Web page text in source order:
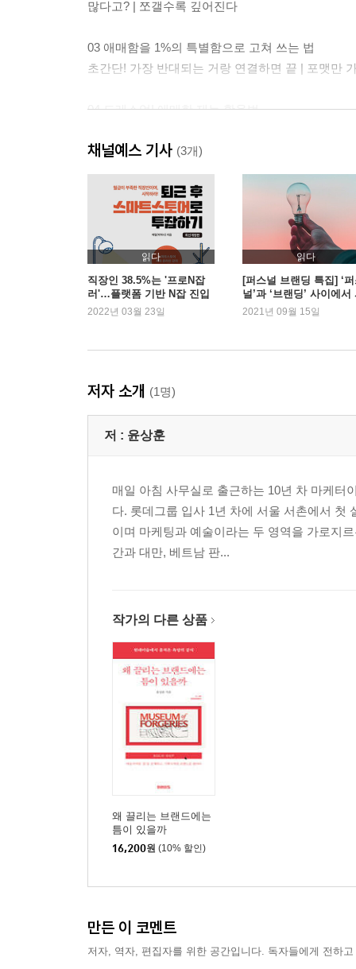
많다고? | 쪼갤수록 깊어진다
03 애매함을 1%의 특별함으로 고쳐 쓰는 법
초간단! 가장 반대되는 거랑 연결하면 끝 | 포맷만
04 드레스업! 애매한 재능 활용법
Part 3. 각오 없이 시작하고, 노력 없이 유지하도록
05 최대한 대충 할 수 있어야 한다
열심히는 그만, 제발 대충 하자 | 반드시 대충 해
06 애매한 재능 발현을 위한 아주 작은 조건들
서행하더라도 벨트는 매셔야죠 | 일과 일상을 섞
Part 4. 애매한 재능 증폭의 기술
08 어제보다 딱 1그램만 더 행복하게
10만 원으로도 가능한 내 사업 | 의외의 수확, 애매
채널예스 기사 (3개)
읽다
직장인 38.5%는 '프로N잡
러'…플랫폼 기반 N잡 진입
늘며 관련서 성장세
2022년 03월 23일
읽다
[퍼스널 브랜딩 특집] ‘
널’과 ‘브랜딩’ 사이에서
성거릴 때
2021년 09월 15일
저자 소개 (1명)
저 : 윤상훈
매일 아침 사무실로 출근하는 10년 차 마케터
다. 롯데그룹 입사 1년 차에 서울 서촌에서 첫
이며 마케팅과 예술이라는 두 영역을 가로지
간과 대만, 베트남 판...
작가의 다른 상품
왜 끌리는 브랜드에는
틈이 있을까
16,200원 (10% 할인)
만든 이 코멘트
저자, 역자, 편집자를 위한 공간입니다. 독자들에게 전하